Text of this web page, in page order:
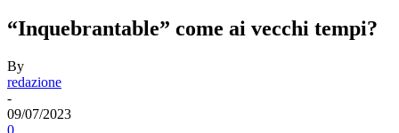
“Inquebrantable” come ai vecchi tempi?
By
redazione
-
09/07/2023
0